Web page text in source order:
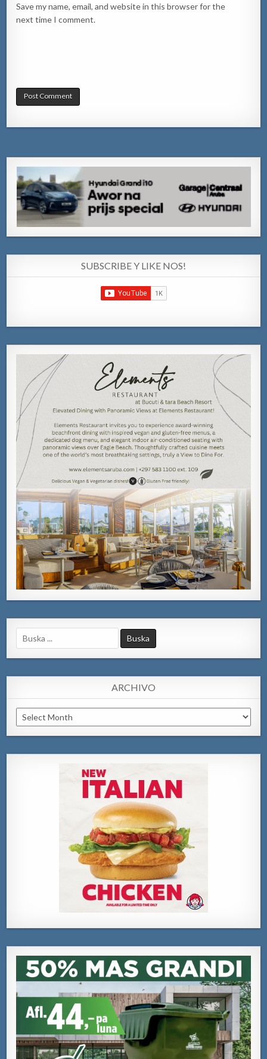
Save my name, email, and website in this browser for the
next time I comment.
SUBSCRIBE Y LIKE NOS!
Search
for:
ARCHIVO
Archivo